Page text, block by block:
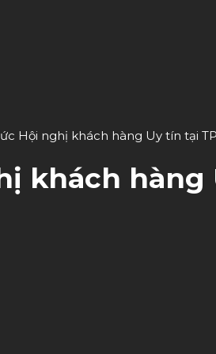
Hội nghị khách hàng Uy tín tại
khách hàng